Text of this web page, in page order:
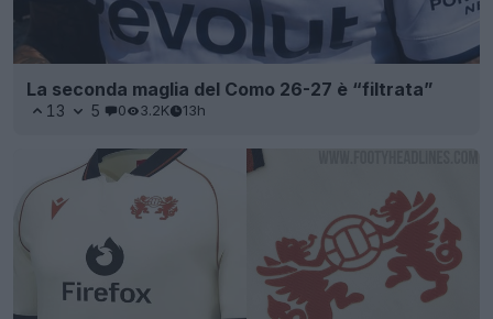
La seconda maglia del Como 26-27 è “filtrata”
13 5 0 3.2K 13h